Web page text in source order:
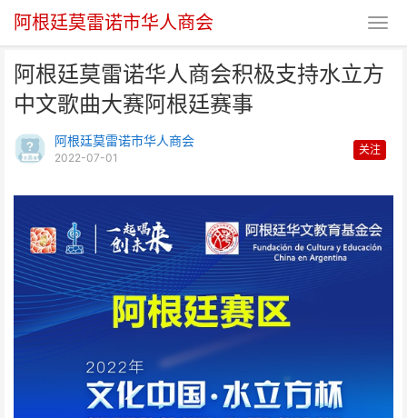
阿根廷莫雷诺市华人商会
阿根廷莫雷诺华人商会积极支持水立方
中文歌曲大赛阿根廷赛事
阿根廷莫雷诺市华人商会
2022-07-01
关注
立方中文歌曲大赛阿根廷